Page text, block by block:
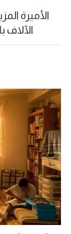
الأميرة
الآلاف